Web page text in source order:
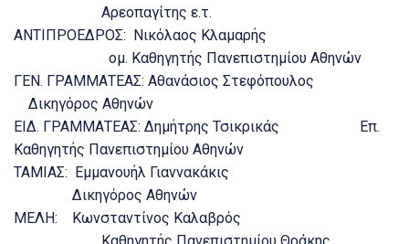
Αρεοπαγίτης ε.τ.
ΑΝΤΙΠΡΟΕΔΡΟΣ: Νικόλαος Κλαμαρής
ομ. Καθηγητής Πανεπιστημίου Αθηνών
ΓΕΝ. ΓΡΑΜΜΑΤΕΑΣ: Αθανάσιος Στεφόπουλος
Δικηγόρος Αθηνών
ΕΙΔ. ΓΡΑΜΜΑΤΕΑΣ: Δημήτρης Τσικρικάς Επ.
Καθηγητής Πανεπιστημίου Αθηνών
ΤΑΜΙΑΣ: Εμμανουήλ Γιαννακάκις
Δικηγόρος Αθηνών
ΜΕΛΗ: Κωνσταντίνος Καλαβρός